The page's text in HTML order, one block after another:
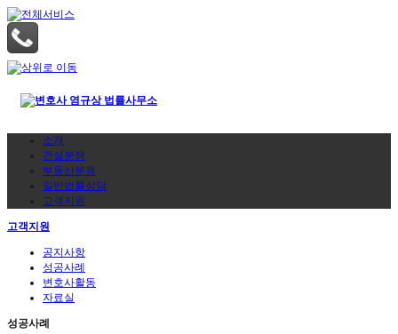
소개
건설분쟁
부동산분쟁
일반법률상담
고객지원
고객지원
공지사항
성공사례
변호사활동
자료실
성공사례